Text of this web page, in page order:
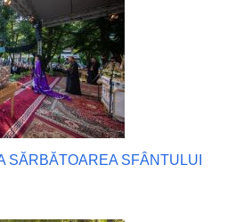
SĂRBĂTOAREA SFÂNTULUI